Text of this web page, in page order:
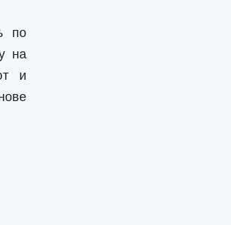
по
на
и